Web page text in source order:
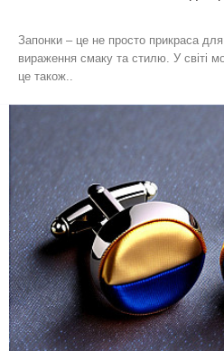
Запонки – це не просто прикраса
вираження смаку та стилю. У світі
це також..